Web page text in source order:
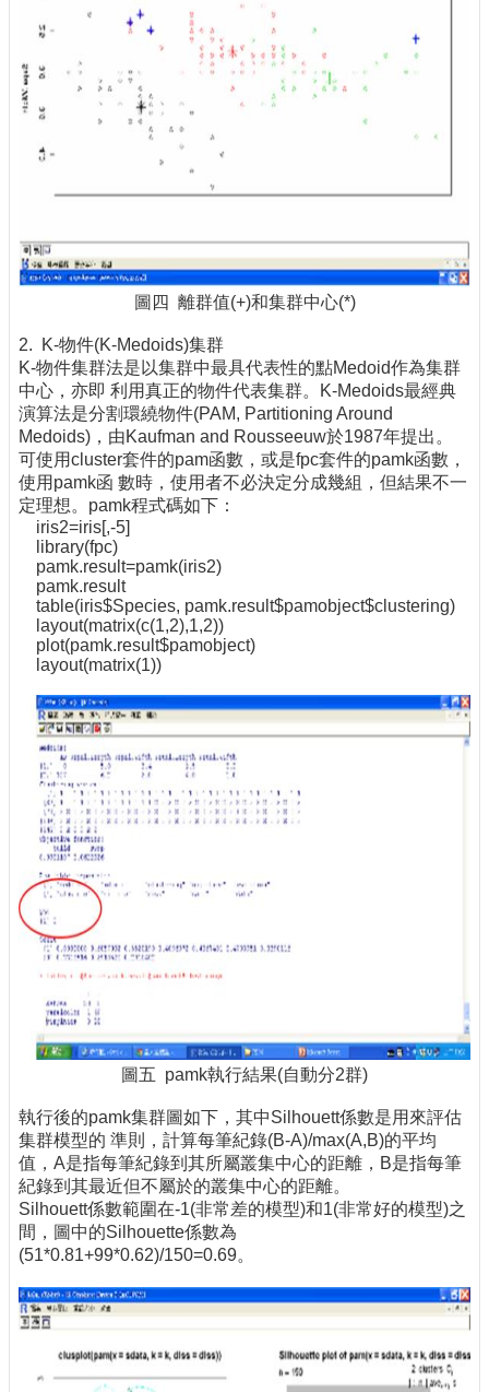
圖四 離群值(+)和集群中心(*)
2. K-物件(K-Medoids)集群
K-物件集群法是以集群中最具代表性的點Medoid作為集群
中心，亦即 利用真正的物件代表集群。K-Medoids最經典
演算法是分割環繞物件(PAM, Partitioning Around
Medoids)，由Kaufman and Rousseeuw於1987年提出。
可使用cluster套件的pam函數，或是fpc套件的pamk函數，
使用pamk函 數時，使用者不必決定分成幾組，但結果不一
定理想。pamk程式碼如下：
iris2=iris[,-5]
library(fpc)
pamk.result=pamk(iris2)
pamk.result
table(iris$Species, pamk.result$pamobject$clustering)
layout(matrix(c(1,2),1,2))
plot(pamk.result$pamobject)
layout(matrix(1))
圖五 pamk執行結果(自動分2群)
執行後的pamk集群圖如下，其中Silhouett係數是用來評估
集群模型的 準則，計算每筆紀錄(B-A)/max(A,B)的平均
值，A是指每筆紀錄到其所屬叢集中心的距離，B是指每筆
紀錄到其最近但不屬於的叢集中心的距離。
Silhouett係數範圍在-1(非常差的模型)和1(非常好的模型)之
間，圖中的Silhouette係數為
(51*0.81+99*0.62)/150=0.69。